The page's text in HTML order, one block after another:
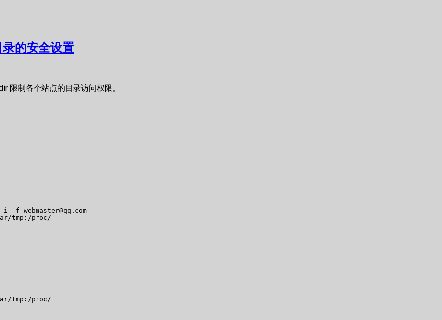
的安全设置
限制各个站点的目录访问权限。
f webmaster@qq.com
tmp:/proc/
tmp:/proc/